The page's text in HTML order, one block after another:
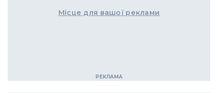
Місце для вашої реклами